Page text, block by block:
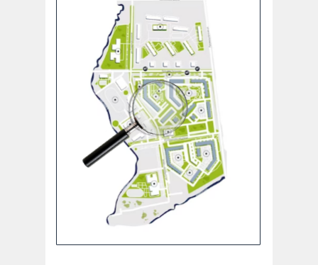
Площадный объект
Укажите количество гектар, 1 га = 10 000 м2 *
undefined ГА
Линейный объект